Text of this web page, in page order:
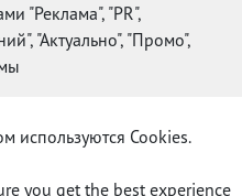
"Реклама", "PR",
"Актуально", "Промо",
используются Cookies.
you get the best experience